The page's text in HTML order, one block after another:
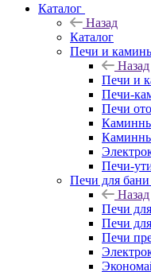
Каталог
Назад
Каталог
Печи и
Назад
Печи и
Печи-
Печи
Печи-
Печи для
Назад
Печи
Печи
Печи